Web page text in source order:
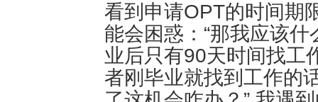
看到申请OPT的时间期
能会困惑：“那我应该
业后只有90天时间找工
者刚毕业就找到工作的